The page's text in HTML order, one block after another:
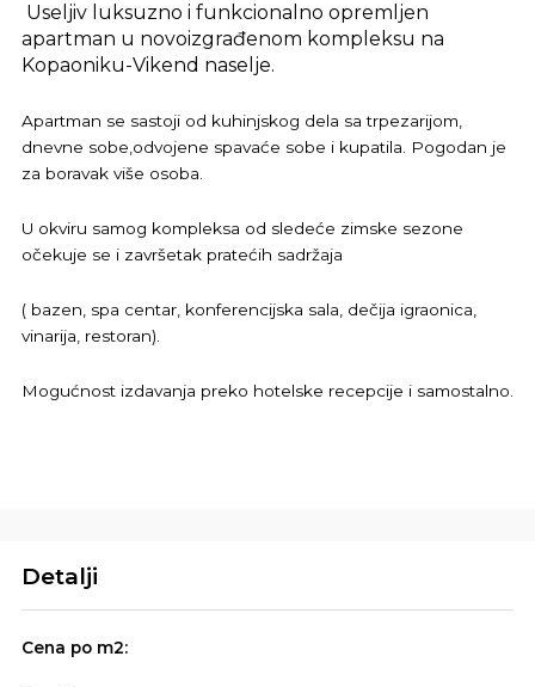
Useljiv luksuzno i funkcionalno opremljen
apartman u novoizgrađenom kompleksu na
Kopaoniku-Vikend naselje.
Apartman se sastoji od kuhinjskog dela sa trpezarijom,
dnevne sobe,odvojene spavaće sobe i kupatila. Pogodan je
za boravak više osoba.
U okviru samog kompleksa od sledeće zimske sezone
očekuje se i završetak pratećih sadržaja
( bazen, spa centar, konferencijska sala, dečija igraonica,
vinarija, restoran).
Mogućnost izdavanja preko hotelske recepcije i samostalno.
Detalji
Cena po m2: